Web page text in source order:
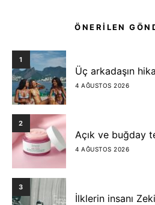
ÖNERİLEN
1
Üç arkadaşın
4 AĞUSTOS 2026
2
Açık ve buğday
4 AĞUSTOS 2026
3
İlklerin insanı